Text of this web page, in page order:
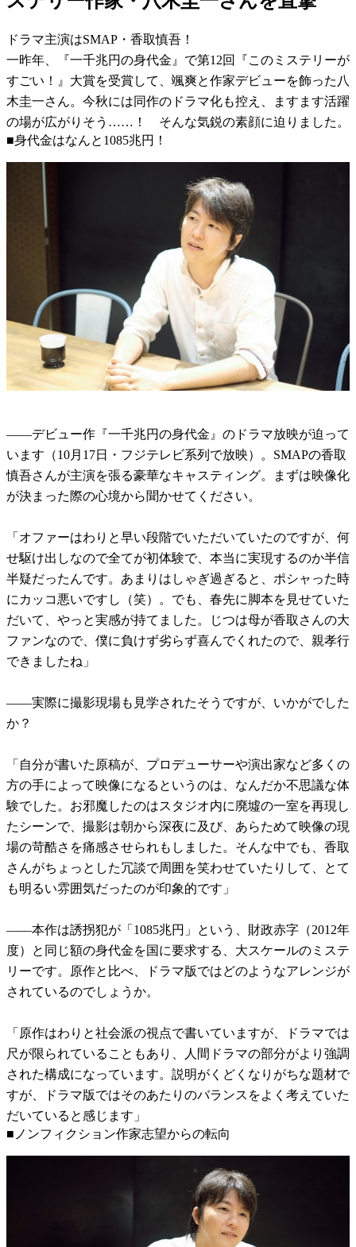
ドラマ主演はSMAP・香取慎吾！
一昨年、『一千兆円の身代金』で第12回『このミステリーが
すごい！』大賞を受賞して、颯爽と作家デビューを飾った八
木圭一さん。今秋には同作のドラマ化も控え、ますます活躍
の場が広がりそう……！ そんな気鋭の素顔に迫りました。
■身代金はなんと1085兆円！
――デビュー作『一千兆円の身代金』のドラマ放映が迫って
います（10月17日・フジテレビ系列で放映）。SMAPの香取
慎吾さんが主演を張る豪華なキャスティング。まずは映像化
が決まった際の心境から聞かせてください。
「オファーはわりと早い段階でいただいていたのですが、何
せ駆け出しなので全てが初体験で、本当に実現するのか半信
半疑だったんです。あまりはしゃぎ過ぎると、ポシャった時
にカッコ悪いですし（笑）。でも、春先に脚本を見せていた
だいて、やっと実感が持てました。じつは母が香取さんの大
ファンなので、僕に負けず劣らず喜んでくれたので、親孝行
できましたね」
――実際に撮影現場も見学されたそうですが、いかがでした
か？
「自分が書いた原稿が、プロデューサーや演出家など多くの
方の手によって映像になるというのは、なんだか不思議な体
験でした。お邪魔したのはスタジオ内に廃墟の一室を再現し
たシーンで、撮影は朝から深夜に及び、あらためて映像の現
場の苛酷さを痛感させられもしました。そんな中でも、香取
さんがちょっとした冗談で周囲を笑わせていたりして、とて
も明るい雰囲気だったのが印象的です」
――本作は誘拐犯が「1085兆円」という、財政赤字（2012年
度）と同じ額の身代金を国に要求する、大スケールのミステ
リーです。原作と比べ、ドラマ版ではどのようなアレンジが
されているのでしょうか。
「原作はわりと社会派の視点で書いていますが、ドラマでは
尺が限られていることもあり、人間ドラマの部分がより強調
された構成になっています。説明がくどくなりがちな題材で
すが、ドラマ版ではそのあたりのバランスをよく考えていた
だいていると感じます」
■ノンフィクション作家志望からの転向